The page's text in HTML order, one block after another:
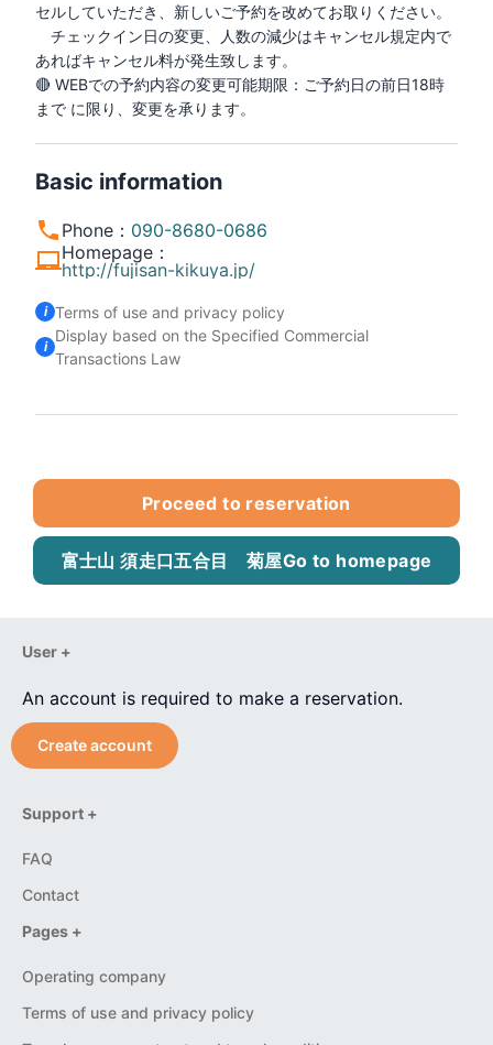
セルしていただき、新しいご予約を改めてお取りください。
チェックイン日の変更、人数の減少はキャンセル規定内で
あればキャンセル料が発生致します。
🔴 WEBでの予約内容の変更可能期限：ご予約日の前日18時
まで に限り、変更を承ります。
Basic information
Phone ： 090-8680-0686
Homepage ：
http://fujisan-kikuya.jp/
Terms of use and privacy policy
Display based on the Specified Commercial
Transactions Law
Proceed to reservation
富士山 須走口五合目 菊屋Go to homepage
Support +
FAQ
Contact
Pages +
Operating company
Terms of use and privacy policy
User +
An account is required to make a reservation.
Create account